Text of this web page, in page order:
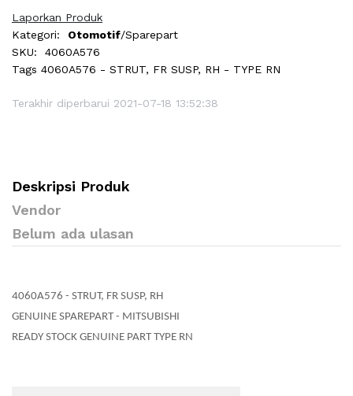
Laporkan Produk
Kategori:
Otomotif/Sparepart
SKU:
4060A576
Tags 4060A576 - STRUT, FR SUSP, RH - TYPE RN
Terakhir diperbarui 2021-07-18 13:52:38
Deskripsi Produk
Vendor
Belum ada ulasan
4060A576 - STRUT, FR SUSP, RH
GENUINE SPAREPART - MITSUBISHI
READY STOCK GENUINE PART TYPE RN